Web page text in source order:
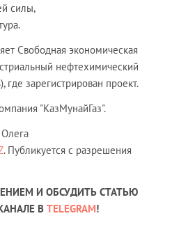
силы,
Свободная экономическая
нефтехимический
где зарегистрирован проект.
"КазМунайГаз".
. Публикуется с разрешения
И ОБСУДИТЬ СТАТЬЮ
В TELEGRAM!